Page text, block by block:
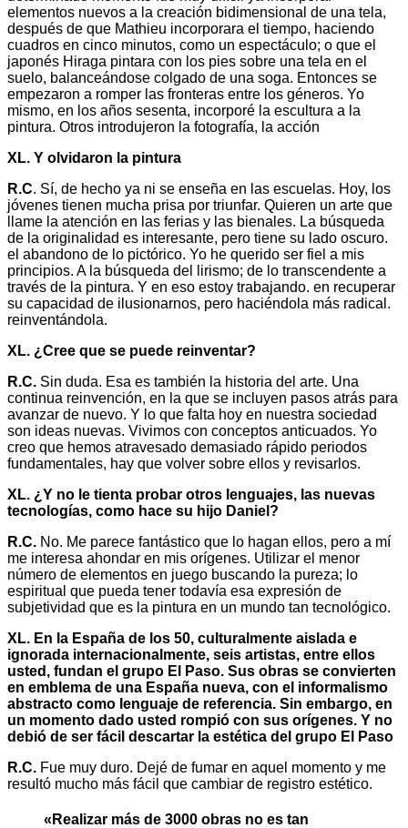
elementos nuevos a la creación bidimensional de una tela,
después de que Mathieu incorporara el tiempo, haciendo
cuadros en cinco minutos, como un espectáculo; o que el
japonés Hiraga pintara con los pies sobre una tela en el
suelo, balanceándose colgado de una soga. Entonces se
empezaron a romper las fronteras entre los géneros. Yo
mismo, en los años sesenta, incorporé la escultura a la
pintura. Otros introdujeron la fotografía, la acción
XL. Y olvidaron la pintura
R.C. Sí, de hecho ya ni se enseña en las escuelas. Hoy, los
jóvenes tienen mucha prisa por triunfar. Quieren un arte que
llame la atención en las ferias y las bienales. La búsqueda
de la originalidad es interesante, pero tiene su lado oscuro.
el abandono de lo pictórico. Yo he querido ser fiel a mis
principios. A la búsqueda del lirismo; de lo transcendente a
través de la pintura. Y en eso estoy trabajando. en recuperar
su capacidad de ilusionarnos, pero haciéndola más radical.
reinventándola.
XL. ¿Cree que se puede reinventar?
R.C. Sin duda. Esa es también la historia del arte. Una
continua reinvención, en la que se incluyen pasos atrás para
avanzar de nuevo. Y lo que falta hoy en nuestra sociedad
son ideas nuevas. Vivimos con conceptos anticuados. Yo
creo que hemos atravesado demasiado rápido periodos
fundamentales, hay que volver sobre ellos y revisarlos.
XL. ¿Y no le tienta probar otros lenguajes, las nuevas
tecnologías, como hace su hijo Daniel?
R.C. No. Me parece fantástico que lo hagan ellos, pero a mí
me interesa ahondar en mis orígenes. Utilizar el menor
número de elementos en juego buscando la pureza; lo
espiritual que pueda tener todavía esa expresión de
subjetividad que es la pintura en un mundo tan tecnológico.
XL. En la España de los 50, culturalmente aislada e
ignorada internacionalmente, seis artistas, entre ellos
usted, fundan el grupo El Paso. Sus obras se convierten
en emblema de una España nueva, con el informalismo
abstracto como lenguaje de referencia. Sin embargo, en
un momento dado usted rompió con sus orígenes. Y no
debió de ser fácil descartar la estética del grupo El Paso
R.C. Fue muy duro. Dejé de fumar en aquel momento y me
resultó mucho más fácil que cambiar de registro estético.
«Realizar más de 3000 obras no es tan